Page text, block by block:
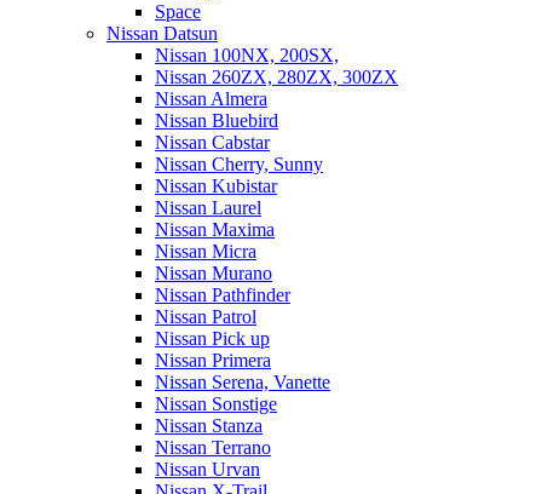
Space
Nissan Datsun
Nissan 100NX, 200SX,
Nissan 260ZX, 280ZX, 300ZX
Nissan Almera
Nissan Bluebird
Nissan Cabstar
Nissan Cherry, Sunny
Nissan Kubistar
Nissan Laurel
Nissan Maxima
Nissan Micra
Nissan Murano
Nissan Pathfinder
Nissan Patrol
Nissan Pick up
Nissan Primera
Nissan Serena, Vanette
Nissan Sonstige
Nissan Stanza
Nissan Terrano
Nissan Urvan